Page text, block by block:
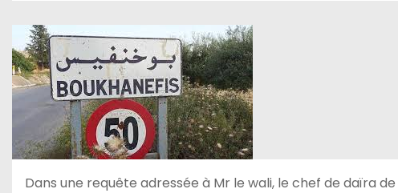
Dans une requête adressée à Mr le wali, le chef de daïra